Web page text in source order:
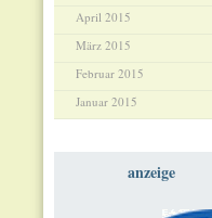
April 2015
März 2015
Februar 2015
Januar 2015
anzeige